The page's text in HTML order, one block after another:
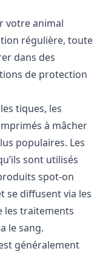
votre animal
régulière, toute
dans des
de protection
tiques, les
à mâcher
populaires. Les
sont utilisés
spot-on
se diffusent via les
les traitements
le sang.
généralement